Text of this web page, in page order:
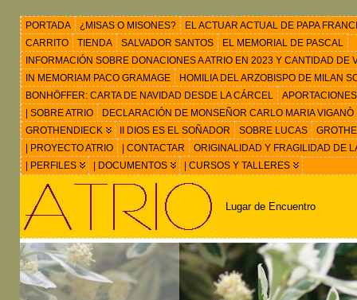
PORTADA ¿MISAS O MISONES?
EL ACTUAR ACTUAL DE PAPA
CARRITO
TIENDA SALVADOR SANTOS
EL MEMORIAL DE PASCAL
INFORMACIÓN SOBRE DONACIONES A ATRIO EN 2023 Y CANTIDAD
IN MEMORIAM PACO GRAMAGE
HOMILIA DEL ARZOBISPO DE MILAN
BONHÖFFER: CARTA DE NAVIDAD DESDE LA CÁRCEL
| SOBRE ATRIO
DECLARACIÓN DE MONSEÑOR CARLO MARIA VIGANÒ
GROTHENDIECK
II DIOS ES EL SOÑADOR SOBRE LUCAS
| PROYECTO ATRIO
| CONTACTAR
ORIGINALIDAD Y FRAGILIDAD DE
| PERFILES
| DOCUMENTOS | CURSOS Y TALLERES
Lugar de Encuentro